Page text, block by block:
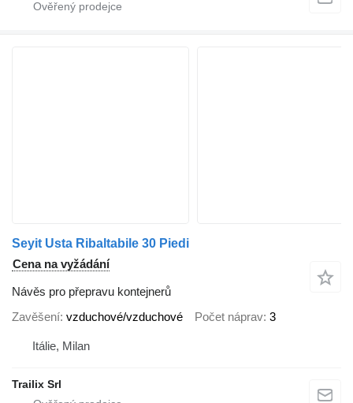
Seyit Usta Ribaltabile 30 Piedi
Cena na vyžádání
Návěs pro přepravu kontejnerů
Zavěšení vzduchové/vzduchové Počet náprav 3
Itálie, Milan
Trailix Srl